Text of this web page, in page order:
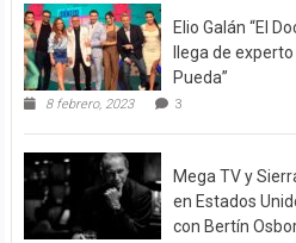
Elio Galán “El
llega de
Pueda”
8 febrero, 2023 3
Mega TV y
en Estados
con Bertín